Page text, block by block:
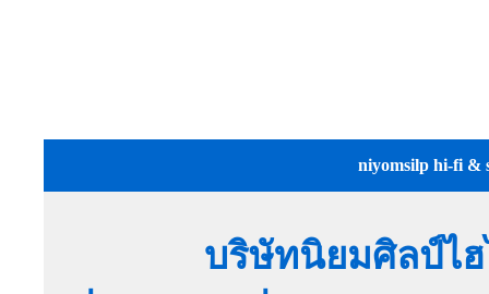
niyomsilp hi-fi &
บริษัทนิยมศิลป์ไ